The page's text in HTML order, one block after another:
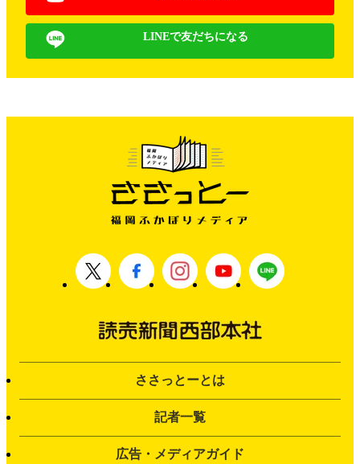
LINEで友だちになる
ささっとーとは
記者一覧
広告・メディアガイド